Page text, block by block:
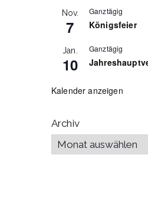
Nov.
7
Ganztägig
Königsfeier
Jan.
10
Ganztägig
Kalender anzeigen
Archiv